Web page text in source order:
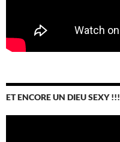
ET ENCORE UN DIEU SEXY !!!